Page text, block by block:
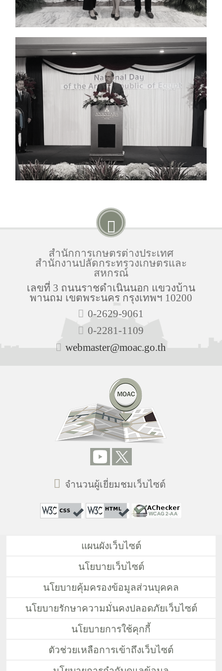
สำนักการเกษตรต่างประเทศ
สำนักงานปลัดกระทรวงเกษตรและ
สหกรณ์
เลขที่ 3 ถนนราชดำเนินนอก แขวงบ้าน
พานถม เขตพระนคร กรุงเทพฯ 10200
0-2629-9061
0-2281-1109
webmaster@moac.go.th
จำนวนผู้เยี่ยมชมเว็บไซต์
แผนผังเว็บไซต์
นโยบายเว็บไซต์
นโยบายคุ้มครองข้อมูลส่วนบุคคล
นโยบายรักษาความมั่นคงปลอดภัยเว็บไซต์
นโยบายการใช้คุกกี้
ตัวช่วยเหลือการเข้าถึงเว็บไซต์